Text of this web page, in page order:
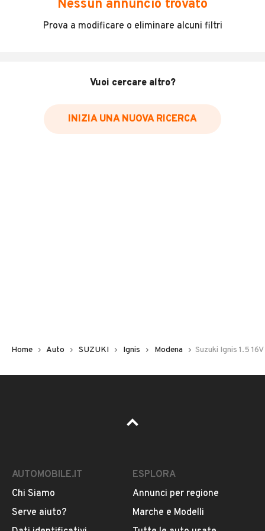
Incidenti in cui è stato coinvolto il veicolo
Data e luogo delle revisioni effettuate
Inserisci il numero di targa per verificare la disponibilità
Pubblicità
Nessun annuncio trovato
Prova a modificare o eliminare alcuni filtri
Vuoi cercare altro?
INIZIA UNA NUOVA RICERCA
Home Auto SUZUKI Ignis Modena Suzuki Ignis 1.5
AUTOMOBILE.IT
Chi Siamo
Serve aiuto?
ESPLORA
Annunci per regione
Marche e Modelli